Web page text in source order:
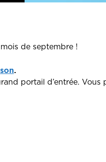
de septembre !
.
portail d’entrée. Vous